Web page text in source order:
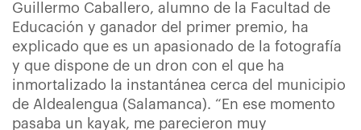
Guillermo Caballero, alumno de la Facultad de
Educación y ganador del primer premio, ha
explicado que es un apasionado de la fotografía
y que dispone de un dron con el que ha
inmortalizado la instantánea cerca del municipio
de Aldealengua (Salamanca). “En ese momento
pasaba un kayak, me parecieron muy